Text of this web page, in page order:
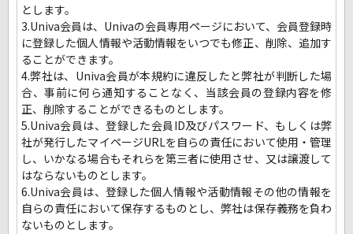
とします。
3.Univa会員は、Univaの会員専用ページにおいて、会員登録時
に登録した個人情報や活動情報をいつでも修正、削除、追加す
ることができます。
4.弊社は、Univa会員が本規約に違反したと弊社が判断した場
合、事前に何ら通知することなく、当該会員の登録内容を修
正、削除することができるものとします。
5.Univa会員は、登録した会員ID及びパスワード、もしくは弊
社が発行したマイページURLを自らの責任において使用・管理
し、いかなる場合もそれらを第三者に使用させ、又は譲渡して
はならないものとします。
6.Univa会員は、登録した個人情報や活動情報その他の情報を
自らの責任において保存するものとし、弊社は保存義務を負わ
ないものとします。